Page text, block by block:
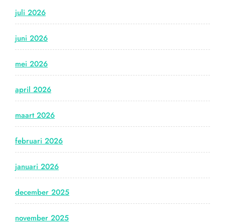
juli 2026
juni 2026
mei 2026
april 2026
maart 2026
februari 2026
januari 2026
december 2025
november 2025